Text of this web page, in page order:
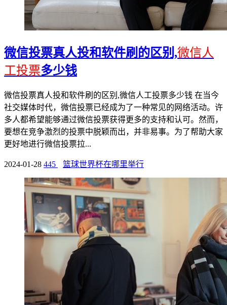
微信投票真人投和软件刷的区别,微信人
工投票多少钱
微信投票真人投和软件刷的区别,微信人工投票多少钱 在当今
社交媒体时代，微信投票已经成为了一种常见的网络活动。许
多人都希望能够通过微信投票获得更多的支持和认可。然而，
要想在竞争激烈的投票中脱颖而出，并非易事。为了帮助大家
更好地进行微信投票拉...
2024-01-28 445 篮球世界杯在哪里举行